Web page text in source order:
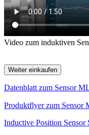
Video zum induktiven
Weiter einkaufen
Datenblatt zum Sensor
Produktflyer zum Sensor
Inductive Position Sensor